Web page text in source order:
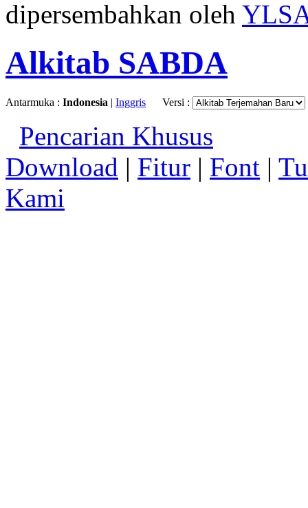
dipersembahkan oleh
Alkitab SABDA
Antarmuka : Indonesia | Inggris Versi :
Pencarian Khusus
Download | Fitur | Font |
Kami